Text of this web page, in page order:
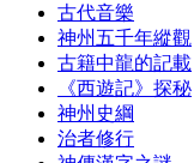
古代音樂
神州五千年縱觀
古籍中龍的記載
《西遊記》探秘
神州史綱
治者修行